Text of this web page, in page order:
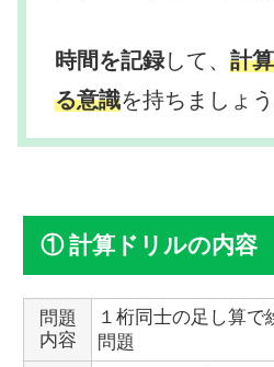
時間を記録して、 計
る意識を持ちましょう
計算ドリルの内容
問題
内容
１桁同士の足し算
問題